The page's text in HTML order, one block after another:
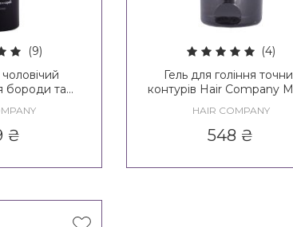
(9)
бороди та
& Beard
₴
(4)
Гель для гоління
контурів Hair Company
HAIR COMPANY
548 ₴